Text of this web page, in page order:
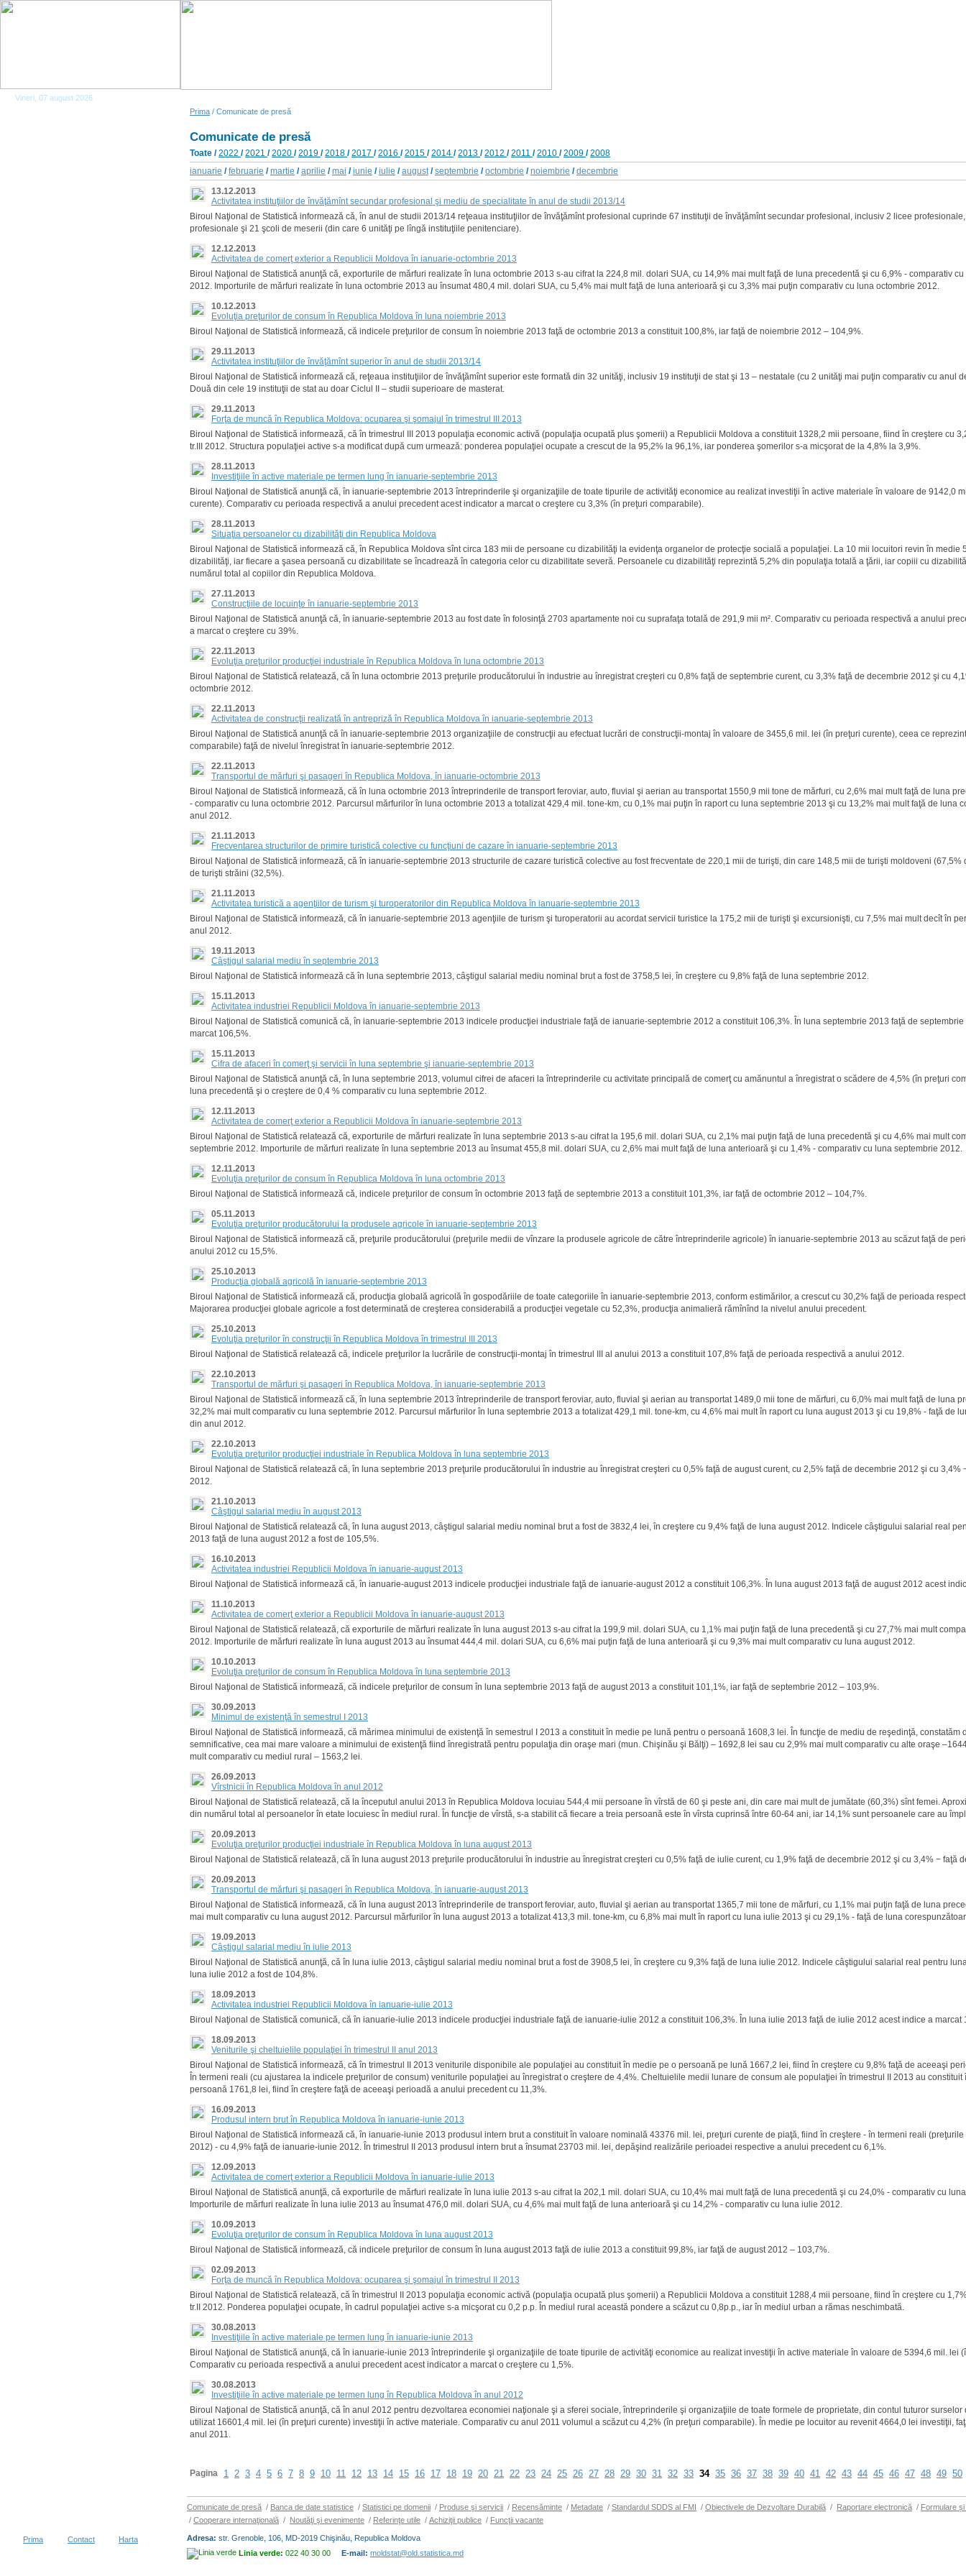
Vineri, 07 august 2026
Prima / Comunicate de presă
Comunicate de presă
Toate /2022 /2021 /2020 /2019 /2018 /2017 /2016 /2015 /2014 /2013 /2012 /2011 /2010 /2009 /2008
ianuarie /februarie /martie /aprilie /mai /iunie /iulie /august/septembrie /octombrie /noiembrie /decembrie
13.12.2013
Activitatea instituţiilor de învăţămînt secundar profesional şi mediu de specialitate în anul de studii 2013/14
Biroul Naţional de Statistică informează că, în anul de studii 2013/14 reţeaua instituţiilor de învăţămînt profesional cuprinde 67 instituţii de învăţămînt secundar profesional, inclusiv 2 licee
profesionale şi 21 şcoli de meserii (din care 6 unităţi pe lîngă instituţiile penitenciare).
12.12.2013
Activitatea de comerţ exterior a Republicii Moldova în ianuarie-octombrie 2013
Biroul Naţional de Statistică anunţă că, exporturile de mărfuri realizate în luna octombrie 2013 s-au cifrat la 224,8 mil. dolari SUA, cu 14,9% mai mult faţă de luna precedentă şi cu 6,9% - comparativ
2012. Importurile de mărfuri realizate în luna octombrie 2013 au însumat 480,4 mil. dolari SUA, cu 5,4% mai mult faţă de luna anterioară şi cu 3,3% mai puţin comparativ cu luna octombrie 2012.
10.12.2013
Evoluţia preţurilor de consum în Republica Moldova în luna noiembrie 2013
Biroul Naţional de Statistică informează, că indicele preţurilor de consum în noiembrie 2013 faţă de octombrie 2013 a constituit 100,8%, iar faţă de noiembrie 2012 – 104,9%.
29.11.2013
Activitatea instituţiilor de învăţămînt superior în anul de studii 2013/14
Biroul Naţional de Statistică informează că, reţeaua instituţiilor de învăţămînt superior este formată din 32 unităţi, inclusiv 19 instituţii de stat şi 13 – nestatale (cu 2 unităţi mai puţin comparativ cu anul
Două din cele 19 instituţii de stat au doar Ciclul II – studii superioare de masterat.
29.11.2013
Forţa de muncă în Republica Moldova: ocuparea şi şomajul în trimestrul III 2013
Biroul Naţional de Statistică informează, că în trimestrul III 2013 populaţia economic activă (populaţia ocupată plus şomerii) a Republicii Moldova a constituit 1328,2 mii persoane, fiind în creştere cu
tr.III 2012. Structura populaţiei active s-a modificat după cum urmează: ponderea populaţiei ocupate a crescut de la 95,2% la 96,1%, iar ponderea şomerilor s-a micşorat de la 4,8% la 3,9%.
28.11.2013
Investiţiile în active materiale pe termen lung în ianuarie-septembrie 2013
Biroul Naţional de Statistică anunţă că, în ianuarie-septembrie 2013 întreprinderile şi organizaţiile de toate tipurile de activităţi economice au realizat investiţii în active materiale în valoare de 9142,0
curente). Comparativ cu perioada respectivă a anului precedent acest indicator a marcat o creştere cu 3,3% (în preţuri comparabile).
28.11.2013
Situaţia persoanelor cu dizabilităţi din Republica Moldova
Biroul Naţional de Statistică informează că, în Republica Moldova sînt circa 183 mii de persoane cu dizabilităţi la evidenţa organelor de protecţie socială a populaţiei. La 10 mii locuitori revin în medie
dizabilităţi, iar fiecare a şasea persoană cu dizabilitate se încadrează în categoria celor cu dizabilitate severă. Persoanele cu dizabilităţi reprezintă 5,2% din populaţia totală a ţării, iar copiii cu
numărul total al copiilor din Republica Moldova.
27.11.2013
Сonstrucţiile de locuinţe în ianuarie-septembrie 2013
Biroul Naţional de Statistică anunţă că, în ianuarie-septembrie 2013 au fost date în folosinţă 2703 apartamente noi cu suprafaţa totală de 291,9 mii m². Comparativ cu perioada respectivă a anului
a marcat o creştere cu 39%.
22.11.2013
Evoluţia preţurilor producţiei industriale în Republica Moldova în luna octombrie 2013
Biroul Naţional de Statistică relatează, că în luna octombrie 2013 preţurile producătorului în industrie au înregistrat creşteri cu 0,8% faţă de septembrie curent, cu 3,3% faţă de decembrie 2012 şi cu
octombrie 2012.
22.11.2013
Activitatea de construcţii realizată în antrepriză în Republica Moldova în ianuarie-septembrie 2013
Biroul Naţional de Statistică anunţă că în ianuarie-septembrie 2013 organizaţiile de construcţii au efectuat lucrări de construcţii-montaj în valoare de 3455,6 mil. lei (în preţuri curente), ceea ce
comparabile) faţă de nivelul înregistrat în ianuarie-septembrie 2012.
22.11.2013
Transportul de mărfuri şi pasageri în Republica Moldova, în ianuarie-octombrie 2013
Biroul Naţional de Statistică informează, că în luna octombrie 2013 întreprinderile de transport feroviar, auto, fluvial şi aerian au transportat 1550,9 mii tone de mărfuri, cu 2,6% mai mult faţă de luna
- comparativ cu luna octombrie 2012. Parcursul mărfurilor în luna octombrie 2013 a totalizat 429,4 mil. tone-km, cu 0,1% mai puţin în raport cu luna septembrie 2013 şi cu 13,2% mai mult faţă de luna
anul 2012.
21.11.2013
Frecventarea structurilor de primire turistică colective cu funcţiuni de cazare în ianuarie-septembrie 2013
Biroul Naţional de Statistică informează, că în ianuarie-septembrie 2013 structurile de cazare turistică colective au fost frecventate de 220,1 mii de turişti, din care 148,5 mii de turişti moldoveni (67,5%
de turişti străini (32,5%).
21.11.2013
Activitatea turistică a agenţiilor de turism şi turoperatorilor din Republica Moldova în ianuarie-septembrie 2013
Biroul Naţional de Statistică informează, că în ianuarie-septembrie 2013 agenţiile de turism şi turoperatorii au acordat servicii turistice la 175,2 mii de turişti şi excursionişti, cu 7,5% mai mult decît în
anul 2012.
19.11.2013
Câştigul salarial mediu în septembrie 2013
Biroul Naţional de Statistică informează că în luna septembrie 2013, câştigul salarial mediu nominal brut a fost de 3758,5 lei, în creştere cu 9,8% faţă de luna septembrie 2012.
15.11.2013
Activitatea industriei Republicii Moldova în ianuarie-septembrie 2013
Biroul Naţional de Statistică comunică că, în ianuarie-septembrie 2013 indicele producţiei industriale faţă de ianuarie-septembrie 2012 a constituit 106,3%. În luna septembrie 2013 faţă de
marcat 106,5%.
15.11.2013
Cifra de afaceri în comerţ şi servicii în luna septembrie şi ianuarie-septembrie 2013
Biroul Naţional de Statistică anunţă că, în luna septembrie 2013, volumul cifrei de afaceri la întreprinderile cu activitate principală de comerţ cu amănuntul a înregistrat o scădere de 4,5% (în preţuri
luna precedentă şi o creştere de 0,4 % comparativ cu luna septembrie 2012.
12.11.2013
Activitatea de comerţ exterior a Republicii Moldova în ianuarie-septembrie 2013
Biroul Naţional de Statistică relatează că, exporturile de mărfuri realizate în luna septembrie 2013 s-au cifrat la 195,6 mil. dolari SUA, cu 2,1% mai puţin faţă de luna precedentă şi cu 4,6% mai mult
septembrie 2012. Importurile de mărfuri realizate în luna septembrie 2013 au însumat 455,8 mil. dolari SUA, cu 2,6% mai mult faţă de luna anterioară şi cu 1,4% - comparativ cu luna septembrie 2012.
12.11.2013
Evoluţia preţurilor de consum în Republica Moldova în luna octombrie 2013
Biroul Naţional de Statistică informează că, indicele preţurilor de consum în octombrie 2013 faţă de septembrie 2013 a constituit 101,3%, iar faţă de octombrie 2012 – 104,7%.
05.11.2013
Evoluţia preţurilor producătorului la produsele agricole în ianuarie-septembrie 2013
Biroul Naţional de Statistică informează că, preţurile producătorului (preţurile medii de vînzare la produsele agricole de către întreprinderile agricole) în ianuarie-septembrie 2013 au scăzut faţă de
anului 2012 cu 15,5%.
25.10.2013
Producţia globală agricolă în ianuarie-septembrie 2013
Biroul Naţional de Statistică informează că, producţia globală agricolă în gospodăriile de toate categoriile în ianuarie-septembrie 2013, conform estimărilor, a crescut cu 30,2% faţă de perioada
Majorarea producţiei globale agricole a fost determinată de creşterea considerabilă a producţiei vegetale cu 52,3%, producţia animalieră rămînînd la nivelul anului precedent.
25.10.2013
Evoluţia preţurilor în construcţii în Republica Moldova în trimestrul III 2013
Biroul Naţional de Statistică relatează că, indicele preţurilor la lucrările de construcţii-montaj în trimestrul III al anului 2013 a constituit 107,8% faţă de perioada respectivă a anului 2012.
22.10.2013
Transportul de mărfuri şi pasageri în Republica Moldova, în ianuarie-septembrie 2013
Biroul Naţional de Statistică informează că, în luna septembrie 2013 întreprinderile de transport feroviar, auto, fluvial şi aerian au transportat 1489,0 mii tone de mărfuri, cu 6,0% mai mult faţă de luna
32,2% mai mult comparativ cu luna septembrie 2012. Parcursul mărfurilor în luna septembrie 2013 a totalizat 429,1 mil. tone-km, cu 4,6% mai mult în raport cu luna august 2013 şi cu 19,8% - faţă de
din anul 2012.
22.10.2013
Evoluţia preţurilor producţiei industriale în Republica Moldova în luna septembrie 2013
Biroul Naţional de Statistică relatează că, în luna septembrie 2013 preţurile producătorului în industrie au înregistrat creşteri cu 0,5% faţă de august curent, cu 2,5% faţă de decembrie 2012 şi cu 3,4%
2012.
21.10.2013
Câştigul salarial mediu în august 2013
Biroul Naţional de Statistică relatează că, în luna august 2013, câştigul salarial mediu nominal brut a fost de 3832,4 lei, în creştere cu 9,4% faţă de luna august 2012. Indicele câştigului salarial real
2013 faţă de luna august 2012 a fost de 105,5%.
16.10.2013
Activitatea industriei Republicii Moldova în ianuarie-august 2013
Biroul Naţional de Statistică informează că, în ianuarie-august 2013 indicele producţiei industriale faţă de ianuarie-august 2012 a constituit 106,3%. În luna august 2013 faţă de august 2012 acest
11.10.2013
Activitatea de comerţ exterior a Republicii Moldova în ianuarie-august 2013
Biroul Naţional de Statistică relatează, că exporturile de mărfuri realizate în luna august 2013 s-au cifrat la 199,9 mil. dolari SUA, cu 1,1% mai puţin faţă de luna precedentă şi cu 27,7% mai mult
2012. Importurile de mărfuri realizate în luna august 2013 au însumat 444,4 mil. dolari SUA, cu 6,6% mai puţin faţă de luna anterioară şi cu 9,3% mai mult comparativ cu luna august 2012.
10.10.2013
Evoluţia preţurilor de consum în Republica Moldova în luna septembrie 2013
Biroul Naţional de Statistică informează, că indicele preţurilor de consum în luna septembrie 2013 faţă de august 2013 a constituit 101,1%, iar faţă de septembrie 2012 – 103,9%.
30.09.2013
Minimul de existenţă în semestrul I 2013
Biroul Naţional de Statistică informează, că mărimea minimului de existenţă în semestrul I 2013 a constituit în medie pe lună pentru o persoană 1608,3 lei. În funcţie de mediu de reşedinţă, constatăm
semnificative, cea mai mare valoare a minimului de existenţă fiind înregistrată pentru populaţia din oraşe mari (mun. Chişinău şi Bălţi) – 1692,8 lei sau cu 2,9% mai mult comparativ cu alte oraşe
mult comparativ cu mediul rural – 1563,2 lei.
26.09.2013
Vîrstnicii în Republica Moldova în anul 2012
Biroul Naţional de Statistică relatează, că la începutul anului 2013 în Republica Moldova locuiau 544,4 mii persoane în vîrstă de 60 şi peste ani, din care mai mult de jumătate (60,3%) sînt femei.
din numărul total al persoanelor în etate locuiesc în mediul rural. În funcţie de vîrstă, s-a stabilit că fiecare a treia persoană este în vîrsta cuprinsă între 60-64 ani, iar 14,1% sunt persoanele care au
20.09.2013
Evoluţia preţurilor producţiei industriale în Republica Moldova în luna august 2013
Biroul Naţional de Statistică relatează, că în luna august 2013 preţurile producătorului în industrie au înregistrat creşteri cu 0,5% faţă de iulie curent, cu 1,9% faţă de decembrie 2012 şi cu 3,4% − faţă
20.09.2013
Transportul de mărfuri şi pasageri în Republica Moldova, în ianuarie-august 2013
Biroul Naţional de Statistică informează, că în luna august 2013 întreprinderile de transport feroviar, auto, fluvial şi aerian au transportat 1365,7 mii tone de mărfuri, cu 1,1% mai puţin faţă de luna
mai mult comparativ cu luna august 2012. Parcursul mărfurilor în luna august 2013 a totalizat 413,3 mil. tone-km, cu 6,8% mai mult în raport cu luna iulie 2013 şi cu 29,1% - faţă de luna
19.09.2013
Câştigul salarial mediu în iulie 2013
Biroul Naţional de Statistică anunţă, că în luna iulie 2013, câştigul salarial mediu nominal brut a fost de 3908,5 lei, în creştere cu 9,3% faţă de luna iulie 2012. Indicele câştigului salarial real pentru
luna iulie 2012 a fost de 104,8%.
18.09.2013
Activitatea industriei Republicii Moldova în ianuarie-iulie 2013
Biroul Naţional de Statistică comunică, că în ianuarie-iulie 2013 indicele producţiei industriale faţă de ianuarie-iulie 2012 a constituit 106,3%. În luna iulie 2013 faţă de iulie 2012 acest indice a marcat
18.09.2013
Veniturile şi cheltuielile populaţiei în trimestrul II anul 2013
Biroul Naţional de Statistică informează, că în trimestrul II 2013 veniturile disponibile ale populaţiei au constituit în medie pe o persoană pe lună 1667,2 lei, fiind în creştere cu 9,8% faţă de aceeaşi
În termeni reali (cu ajustarea la indicele preţurilor de consum) veniturile populaţiei au înregistrat o creştere de 4,4%. Cheltuielile medii lunare de consum ale populaţiei în trimestrul II 2013 au constituit
persoană 1761,8 lei, fiind în creştere faţă de aceeaşi perioadă a anului precedent cu 11,3%.
16.09.2013
Produsul intern brut în Republica Moldova în ianuarie-iunie 2013
Biroul Naţional de Statistică informează că, în ianuarie-iunie 2013 produsul intern brut a constituit în valoare nominală 43376 mil. lei, preţuri curente de piaţă, fiind în creştere - în termeni reali
2012) - cu 4,9% faţă de ianuarie-iunie 2012. În trimestrul II 2013 produsul intern brut a însumat 23703 mil. lei, depăşind realizările perioadei respective a anului precedent cu 6,1%.
12.09.2013
Activitatea de comerţ exterior a Republicii Moldova în ianuarie-iulie 2013
Biroul Naţional de Statistică anunţă, că exporturile de mărfuri realizate în luna iulie 2013 s-au cifrat la 202,1 mil. dolari SUA, cu 10,4% mai mult faţă de luna precedentă şi cu 24,0% - comparativ cu
Importurile de mărfuri realizate în luna iulie 2013 au însumat 476,0 mil. dolari SUA, cu 4,6% mai mult faţă de luna anterioară şi cu 14,2% - comparativ cu luna iulie 2012.
10.09.2013
Evoluţia preţurilor de consum în Republica Moldova în luna august 2013
Biroul Naţional de Statistică informează, că indicele preţurilor de consum în luna august 2013 faţă de iulie 2013 a constituit 99,8%, iar faţă de august 2012 – 103,7%.
02.09.2013
Forţa de muncă în Republica Moldova: ocuparea şi şomajul în trimestrul II 2013
Biroul Naţional de Statistică relatează, că în trimestrul II 2013 populaţia economic activă (populaţia ocupată plus şomerii) a Republicii Moldova a constituit 1288,4 mii persoane, fiind în creştere cu
tr.II 2012. Ponderea populaţiei ocupate, în cadrul populaţiei active s-a micşorat cu 0,2 p.p. În mediul rural această pondere a scăzut cu 0,8p.p., iar în mediul urban a rămas neschimbată.
30.08.2013
Investiţiile în active materiale pe termen lung în ianuarie-iunie 2013
Biroul Naţional de Statistică anunţă, că în ianuarie-iunie 2013 întreprinderile şi organizaţiile de toate tipurile de activităţi economice au realizat investiţii în active materiale în valoare de 5394,6 mil. lei
Comparativ cu perioada respectivă a anului precedent acest indicator a marcat o creştere cu 1,5%.
30.08.2013
Investiţiile în active materiale pe termen lung în Republica Moldova în anul 2012
Biroul Naţional de Statistică anunţă, că în anul 2012 pentru dezvoltarea economiei naţionale şi a sferei sociale, întreprinderile şi organizaţiile de toate formele de proprietate, din contul tuturor surselor
utilizat 16601,4 mil. lei (în preţuri curente) investiţii în active materiale. Comparativ cu anul 2011 volumul a scăzut cu 4,2% (în preţuri comparabile). În medie pe locuitor au revenit 4664,0 lei investiţii,
anul 2011.
Pagina 1 2 3 4 5 6 7 8 9 10 11 12 13 14 15 16 17 18 19 20 21 22 23 24 25 26 27 28 29 30 31 32 33 34 35 36 37 38 39 40 41 42 43 44 45 46 47 48 49 50
Prima Contact Harta
Comunicate de presă / Banca de date statistice / Statistici pe domenii / Produse şi servicii / Recensăminte / Metadate / Standardul SDDS al FMI / Obiectivele de Dezvoltare Durabilă / Raportare electronică / Formulare
/ Cooperare internaţională / Noutăţi şi evenimente / Referinţe utile / Achiziţii publice / Funcţii vacante
Adresa: str. Grenoble, 106, MD-2019 Chişinău, Republica Moldova
Linia verde: 022 40 30 00 E-mail: moldstat@old.statistica.md